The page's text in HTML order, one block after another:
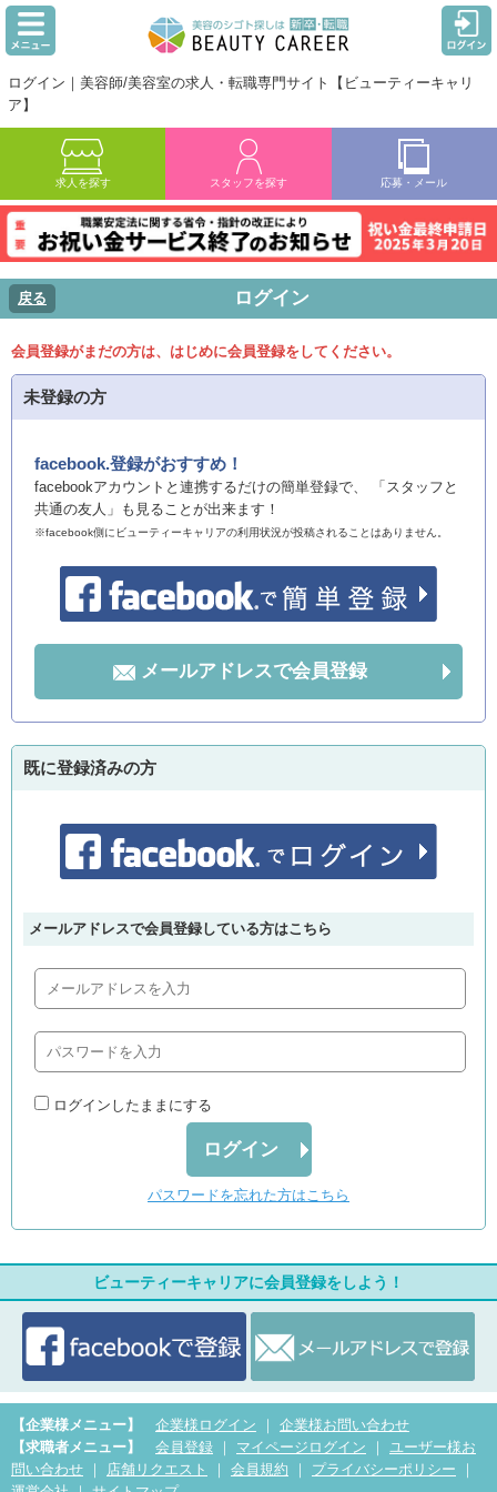
ログイン｜美容師/美容室の求人・転職専門サイト【ビューティーキャリ
ア】
求人を探す スタッフを探す 応募・メール
戻る ログイン
会員登録がまだの方は、はじめに会員登録をしてください。
未登録の方
facebook.登録がおすすめ！
facebookアカウントと連携するだけの簡単登録で、 「スタッフと
共通の友人」も見ることが出来ます！
※facebook側にビューティーキャリアの利用状況が投稿されることはありません。
メールアドレスで会員登録
既に登録済みの方
メールアドレスで会員登録している方はこちら
ログインしたままにする
ログイン
パスワードを忘れた方はこちら
ビューティーキャリアに会員登録をしよう！
【企業様メニュー】 企業様ログイン ｜ 企業様お問い合わせ
【求職者メニュー】
会員登録 ｜ マイページログイン ｜
ユーザー様お
問い合わせ ｜ 店舗リクエスト ｜ 会員規約 ｜ プライバシーポリシー ｜